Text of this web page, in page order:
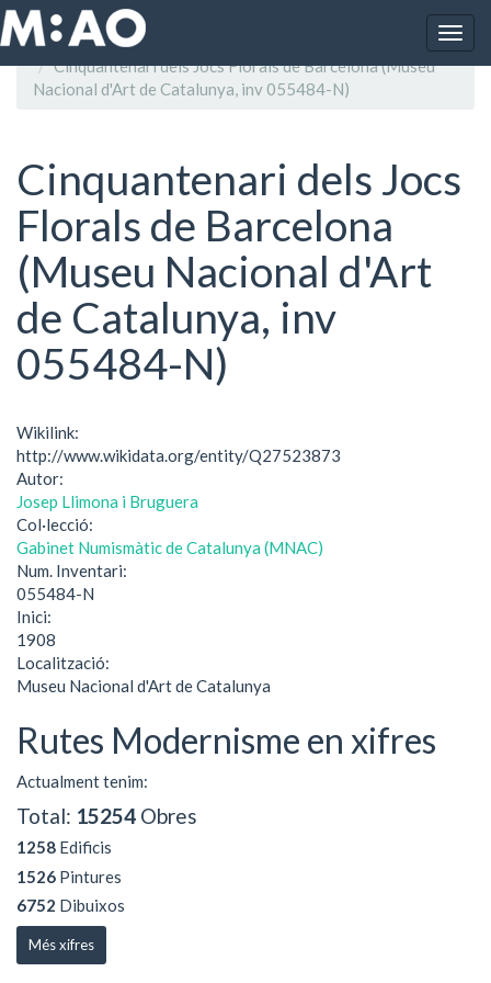
Vés al contingut
Inici
Cinquantenari dels Jocs Florals de Barcelona (Museu
Nacional d'Art de Catalunya, inv 055484-N)
Cinquantenari dels Jocs
Florals de Barcelona
(Museu Nacional d'Art
de Catalunya, inv
055484-N)
Wikilink:
http://www.wikidata.org/entity/Q27523873
Autor:
Josep Llimona i Bruguera
Col·lecció:
Gabinet Numismàtic de Catalunya (MNAC)
Num. Inventari:
055484-N
Inici:
1908
Localització:
Museu Nacional d'Art de Catalunya
Rutes Modernisme en xifres
Actualment tenim:
Total: 15254 Obres
1258 Edificis
1526 Pintures
6752 Dibuixos
Més xifres